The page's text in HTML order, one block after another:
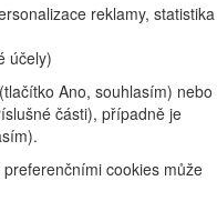
reklamy, statistika
účely)
Ano, souhlasím) nebo
části), případně je
cookies může